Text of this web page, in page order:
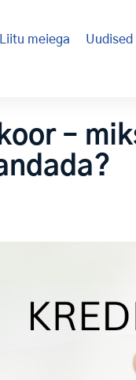
Liitu meiega Uudised
–